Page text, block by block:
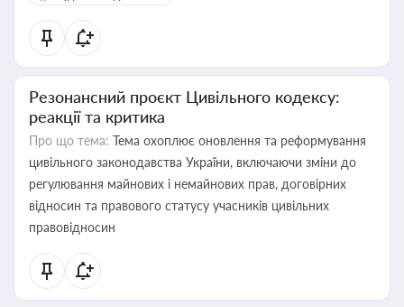
Резонансний проєкт Цивільного кодексу:
реакції та критика
Про що тема: Тема охоплює оновлення та реформування
цивільного законодавства України, включаючи зміни до
регулювання майнових і немайнових прав, договірних
відносин та правового статусу учасників цивільних
правовідносин